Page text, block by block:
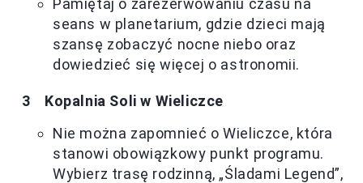
Pamiętaj o zarezerwowaniu czasu na
seans w planetarium, gdzie dzieci mają
szansę zobaczyć nocne niebo oraz
dowiedzieć się więcej o astronomii.
Kopalnia Soli w Wieliczce
Nie można zapomnieć o Wieliczce, która
stanowi obowiązkowy punkt programu.
Wybierz trasę rodzinną, „Śladami Legend”,